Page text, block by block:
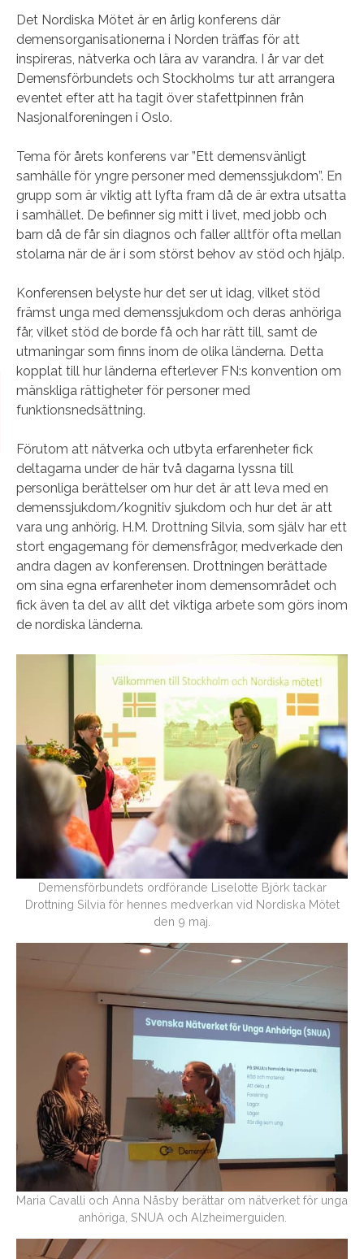
Det Nordiska Mötet är en årlig konferens där
demensorganisationerna i Norden träffas för att
inspireras, nätverka och lära av varandra. I år var det
Demensförbundets och Stockholms tur att arrangera
eventet efter att ha tagit över stafettpinnen från
Nasjonalforeningen i Oslo.
Tema för årets konferens var ”Ett demensvänligt
samhälle för yngre personer med demenssjukdom”. En
grupp som är viktig att lyfta fram då de är extra utsatta
i samhället. De befinner sig mitt i livet, med jobb och
barn då de får sin diagnos och faller alltför ofta mellan
stolarna när de är i som störst behov av stöd och hjälp.
Konferensen belyste hur det ser ut idag, vilket stöd
främst unga med demenssjukdom och deras anhöriga
får, vilket stöd de borde få och har rätt till, samt de
utmaningar som finns inom de olika länderna. Detta
kopplat till hur länderna efterlever FN:s konvention om
mänskliga rättigheter för personer med
funktionsnedsättning.
Förutom att nätverka och utbyta erfarenheter fick
deltagarna under de här två dagarna lyssna till
personliga berättelser om hur det är att leva med en
demenssjukdom/kognitiv sjukdom och hur det är att
vara ung anhörig. H.M. Drottning Silvia, som själv har ett
stort engagemang för demensfrågor, medverkade den
andra dagen av konferensen. Drottningen berättade
om sina egna erfarenheter inom demensområdet och
fick även ta del av allt det viktiga arbete som görs inom
de nordiska länderna.
Demensförbundets ordförande Liselotte Björk tackar
Drottning Silvia för hennes medverkan vid Nordiska Mötet
den 9 maj.
Maria Cavalli och Anna Nåsby berättar om nätverket för unga
anhöriga, SNUA och Alzheimerguiden.